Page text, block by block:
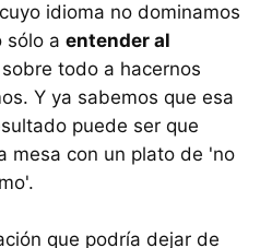
idioma no dominamos
sólo a entender al
todo a hacernos
Y ya sabemos que esa
puede ser que
mesa con un plato de 'no
que podría dejar de